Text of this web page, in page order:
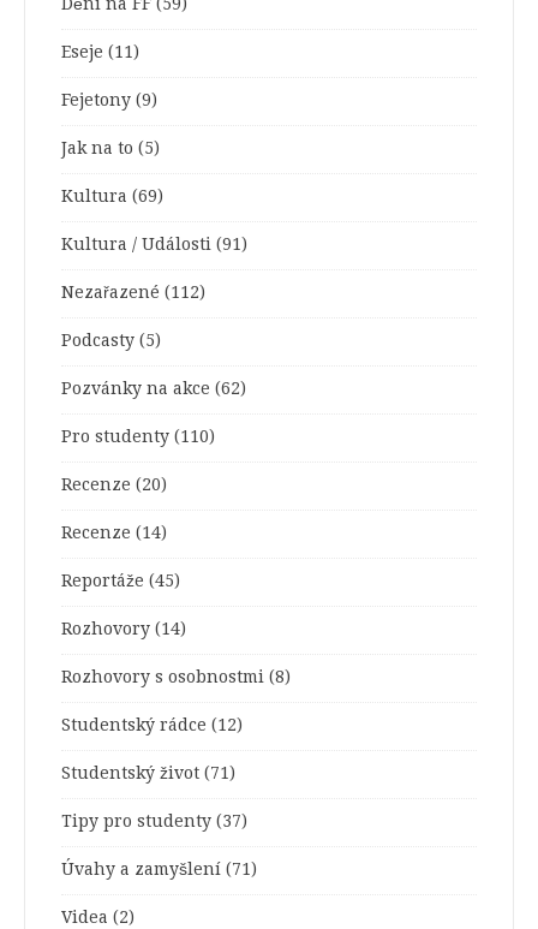
Eseje (11)
Fejetony (9)
Jak na to (5)
Kultura (69)
Kultura / Události (91)
Nezařazené (112)
Podcasty (5)
Pozvánky na akce (62)
Pro studenty (110)
Recenze (20)
Recenze (14)
Reportáže (45)
Rozhovory (14)
Rozhovory s osobnostmi (8)
Studentský rádce (12)
Studentský život (71)
Tipy pro studenty (37)
Úvahy a zamyšlení (71)
Videa (2)